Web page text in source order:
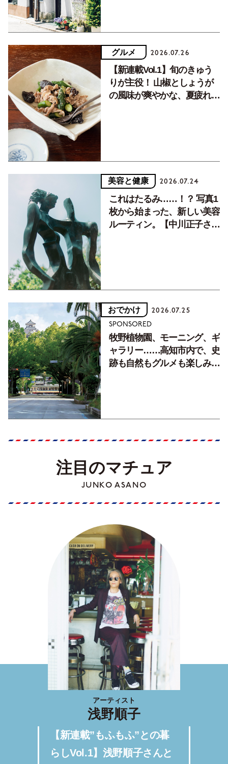
グルメ 2026.07.26
【新連載Vol.1】旬のきゅう
りが主役！ 山椒としょうが
の風味が爽やかな、夏疲れを
美容と健康 2026.07.24
これはたるみ……！？ 写真1
枚から始まった、新しい美容
ルーティン。【中川正子さん
おでかけ 2026.07.25
SPONSORED
牧野植物園、モーニング、ギ
ャラリー……高知市内で、史
跡も自然もグルメも楽しみ尽
注目のマチュア
JUNKO ASANO
アーティスト
浅野順子
【新連載”もふもふ”との暮
らしVol.1】浅野順子さんと